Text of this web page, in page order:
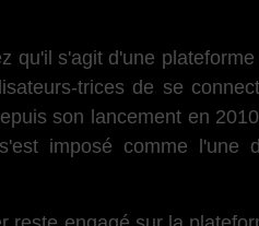
qu'il s'agit d'une plateforme
trices de se
son lancement en
imposé comme l'une